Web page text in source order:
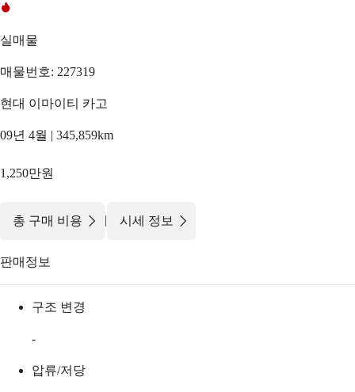
실매물
매물번호: 227319
현대 이마이티 카고
09년 4월 | 345,859km
1,250만원
총 구매 비용 | 시세 정보
판매정보
구조 변경
-
압류/저당